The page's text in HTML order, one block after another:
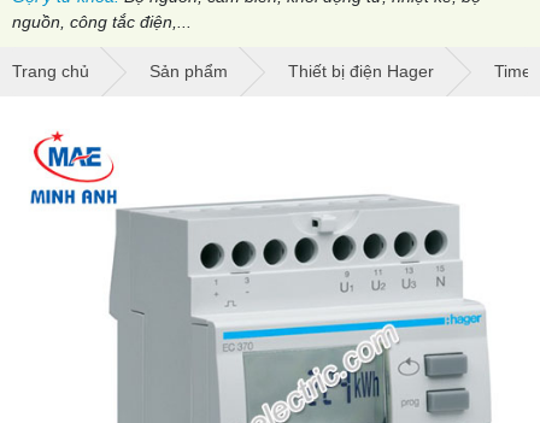
nguồn, công tắc điện,...
Trang chủ Sản phẩm Thiết bị điện Hager